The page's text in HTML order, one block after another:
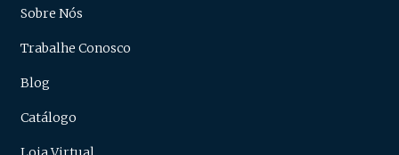
Sobre Nós
Trabalhe Conosco
Blog
Catálogo